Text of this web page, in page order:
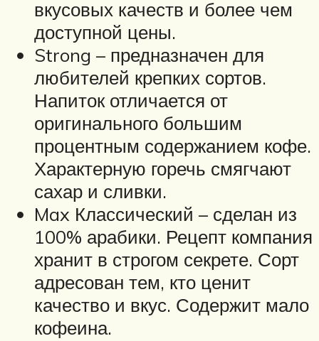
вкусовых качеств и более чем
доступной цены.
Strong – предназначен для
любителей крепких сортов.
Напиток отличается от
оригинального большим
процентным содержанием кофе.
Характерную горечь смягчают
сахар и сливки.
Max Классический – сделан из
100% арабики. Рецепт компания
хранит в строгом секрете. Сорт
адресован тем, кто ценит
качество и вкус. Содержит мало
кофеина.